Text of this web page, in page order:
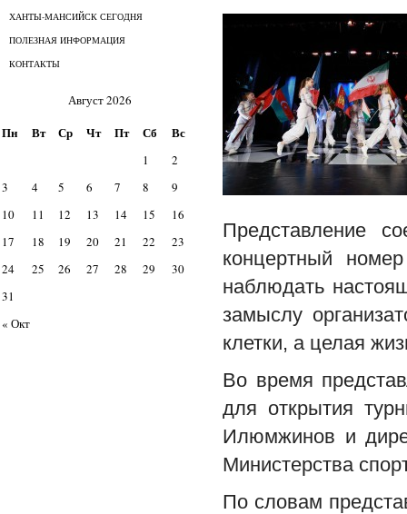
ХАНТЫ-МАНСИЙСК СЕГОДНЯ
ПОЛЕЗНАЯ ИНФОРМАЦИЯ
КОНТАКТЫ
Август 2026
Пн Вт Ср Чт Пт Сб Вс
« Окт
1
2
3
4 5 6 7 8
9
10
11 12 13 14 15
16
17
18 19 20 21 22
23
24
25 26 27 28 29
30
31
Представление
концертный
наблюдать
замыслу
клетки, а целая
Во время
для открытия
Илюмжинов и
Министерства
По словам